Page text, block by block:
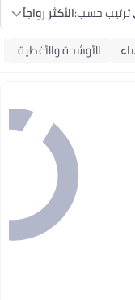
ترتيب حسب:الأكثر رواجاً
الأوشحة والأغطية